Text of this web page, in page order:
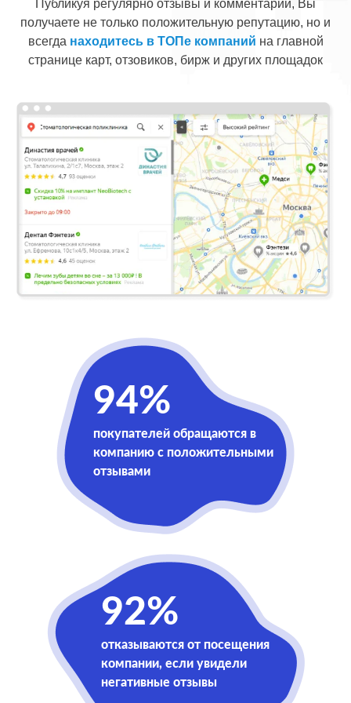
Публикуя регулярно отзывы и комментарии, Вы
получаете не только положительную репутацию, но и
всегда находитесь в ТОПе компаний на главной
странице карт, отзовиков, бирж и других площадок
94%
покупателей обращаются в
компанию с положительными
отзывами
92%
отказываются от посещения
компании, если увидели
негативные отзывы